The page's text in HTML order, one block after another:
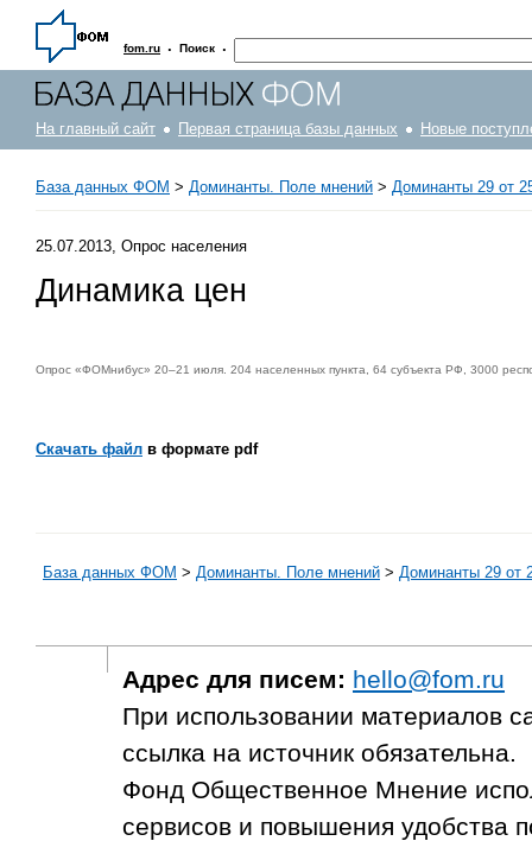
fom.ru · Поиск ·
На главный сайт Первая страница базы данных Новые
База данных ФОМ > Доминанты. Поле мнений > Доминанты 29 от
25.07.2013, Опрос населения
Динамика цен
Опрос «ФОМнибус» 20–21 июля. 204 населенных пункта, 64 субъекта РФ, 3000
Скачать файл в формате pdf
База данных ФОМ > Доминанты. Поле мнений > Доминанты 29 от
Адрес для писем: hello@fom.ru
При использовании материалов
ссылка на источник обязательна.
Фонд Общественное Мнение
сервисов и повышения удобства